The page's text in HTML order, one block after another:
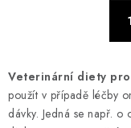
c
í
p
á
n
k
1
Veterinární diety
použít v případě léčby
dávky. Jedná se např.